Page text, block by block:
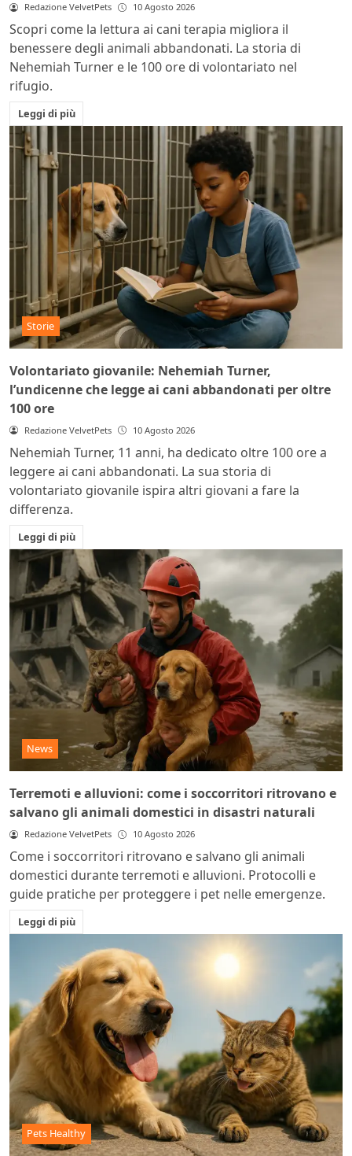
Redazione VelvetPets 10 Agosto 2026
Scopri come la lettura ai cani terapia migliora il
benessere degli animali abbandonati. La storia di
Nehemiah Turner e le 100 ore di volontariato nel
rifugio.
Leggi di più
Storie
Volontariato giovanile: Nehemiah Turner,
l’undicenne che legge ai cani abbandonati per oltre
100 ore
Redazione VelvetPets 10 Agosto 2026
Nehemiah Turner, 11 anni, ha dedicato oltre 100 ore a
leggere ai cani abbandonati. La sua storia di
volontariato giovanile ispira altri giovani a fare la
differenza.
Leggi di più
News
Terremoti e alluvioni: come i soccorritori ritrovano e
salvano gli animali domestici in disastri naturali
Redazione VelvetPets 10 Agosto 2026
Come i soccorritori ritrovano e salvano gli animali
domestici durante terremoti e alluvioni. Protocolli e
guide pratiche per proteggere i pet nelle emergenze.
Leggi di più
Pets Healthy